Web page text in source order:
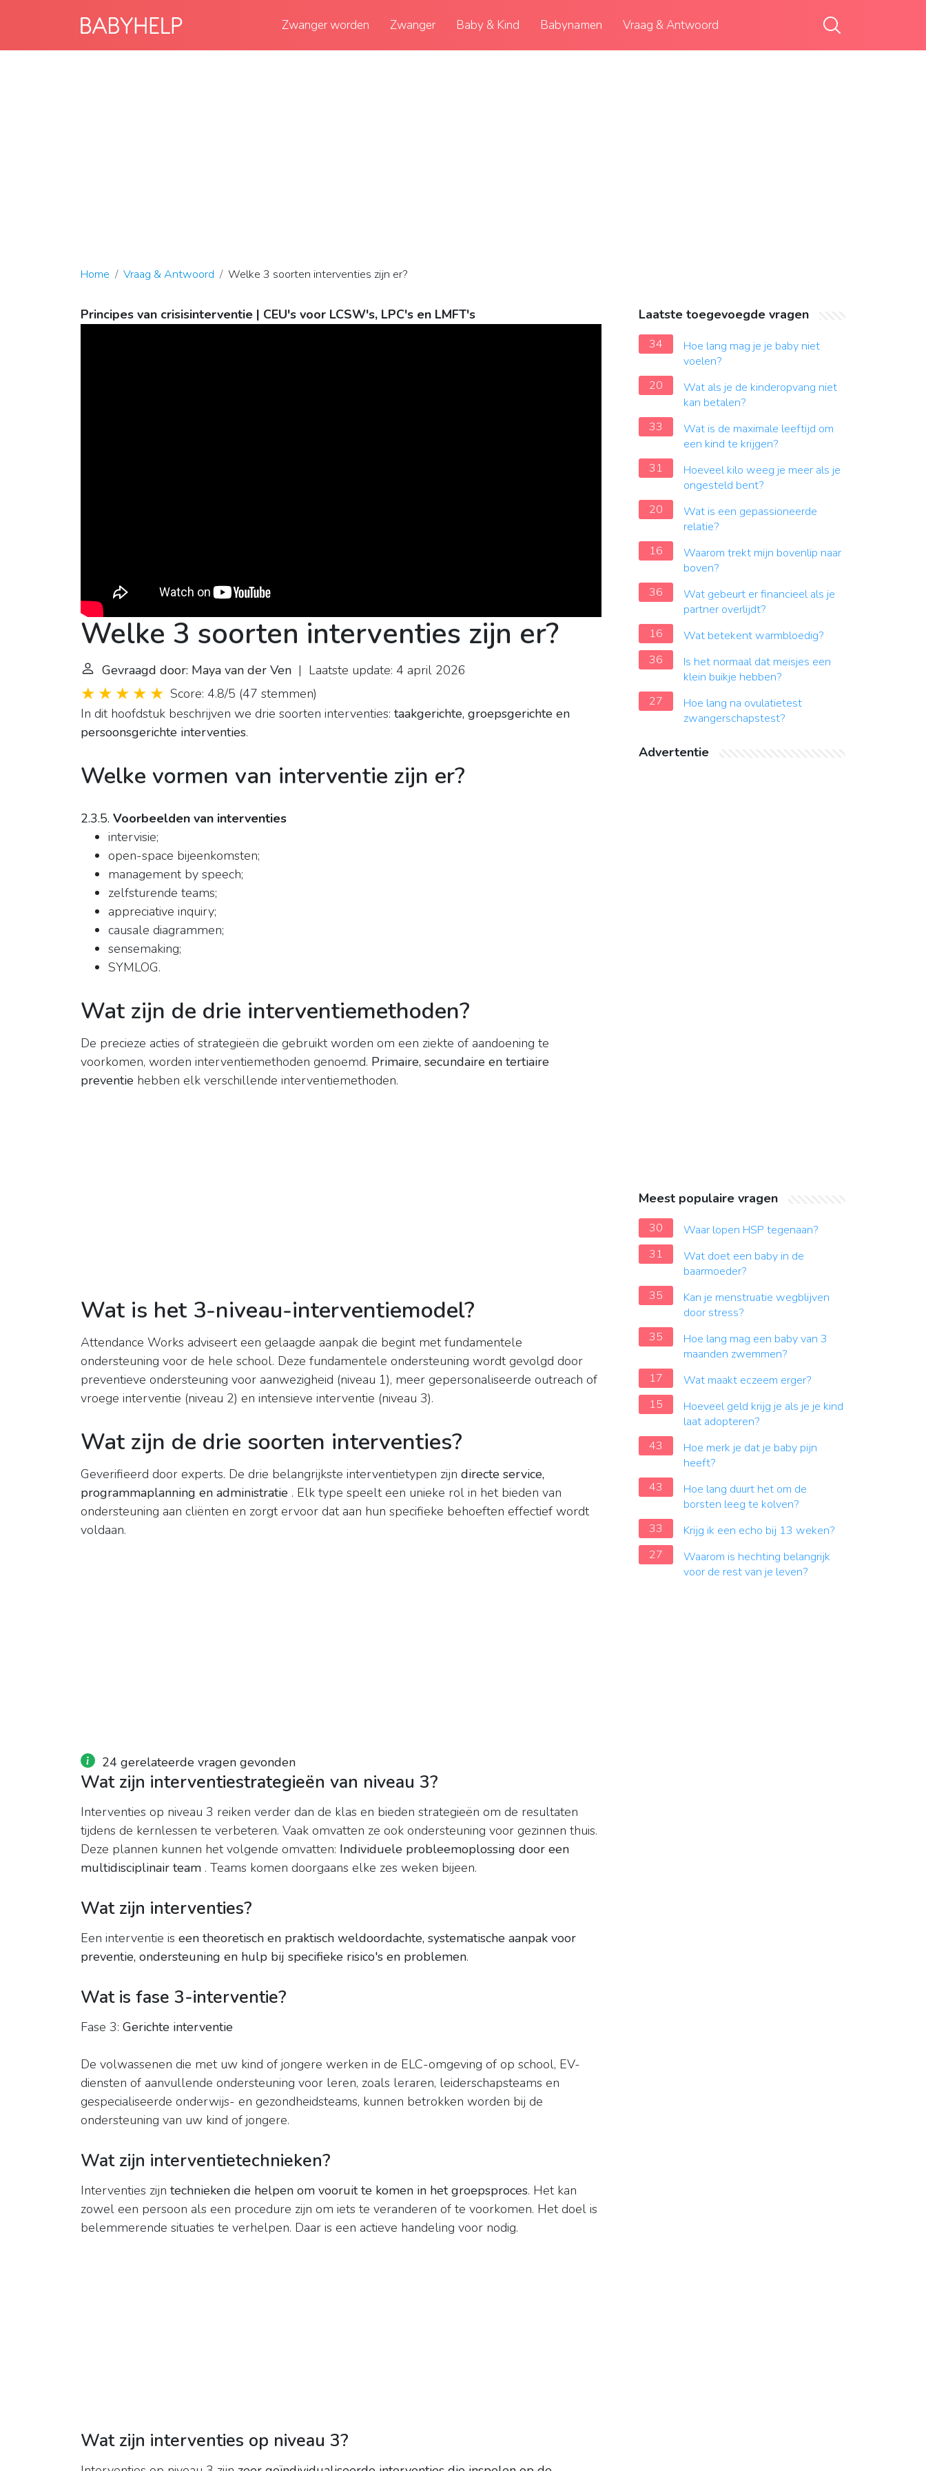
Zwanger worden Zwanger Baby & Kind Babynamen Vraag & Antwoord
Home Vraag & Antwoord Welke 3 soorten interventies zijn er?
Principes van crisisinterventie | CEU's voor LCSW's, LPC's en LMFT's
Welke 3 soorten interventies zijn er?
Gevraagd door: Maya van der Ven | Laatste update: 4 april 2026
Score: 4.8/5 (47 stemmen)
In dit hoofdstuk beschrijven we drie soorten interventies: taakgerichte, groepsgerichte en
persoonsgerichte interventies.
Welke vormen van interventie zijn er?
2.3.5. Voorbeelden van interventies
intervisie;
open-space bijeenkomsten;
management by speech;
zelfsturende teams;
appreciative inquiry;
causale diagrammen;
sensemaking;
SYMLOG.
Wat zijn de drie interventiemethoden?
De precieze acties of strategieën die gebruikt worden om een ​​ziekte of aandoening te
voorkomen, worden interventiemethoden genoemd. Primaire, secundaire en tertiaire
preventie hebben elk verschillende interventiemethoden.
Wat is het 3-niveau-interventiemodel?
Attendance Works adviseert een gelaagde aanpak die begint met fundamentele
ondersteuning voor de hele school. Deze fundamentele ondersteuning wordt gevolgd door
preventieve ondersteuning voor aanwezigheid (niveau 1), meer gepersonaliseerde outreach of
vroege interventie (niveau 2) en intensieve interventie (niveau 3).
Wat zijn de drie soorten interventies?
Geverifieerd door experts. De drie belangrijkste interventietypen zijn directe service,
programmaplanning en administratie . Elk type speelt een unieke rol in het bieden van
ondersteuning aan cliënten en zorgt ervoor dat aan hun specifieke behoeften effectief wordt
voldaan.
24 gerelateerde vragen gevonden
Wat zijn interventiestrategieën van niveau 3?
Interventies op niveau 3 reiken verder dan de klas en bieden strategieën om de resultaten
tijdens de kernlessen te verbeteren. Vaak omvatten ze ook ondersteuning voor gezinnen thuis.
Deze plannen kunnen het volgende omvatten: Individuele probleemoplossing door een
multidisciplinair team . Teams komen doorgaans elke zes weken bijeen.
Wat zijn interventies?
Een interventie is een theoretisch en praktisch weldoordachte, systematische aanpak voor
preventie, ondersteuning en hulp bij specifieke risico's en problemen.
Wat is fase 3-interventie?
Fase 3: Gerichte interventie
De volwassenen die met uw kind of jongere werken in de ELC-omgeving of op school, EV-
diensten of aanvullende ondersteuning voor leren, zoals leraren, leiderschapsteams en
gespecialiseerde onderwijs- en gezondheidsteams, kunnen betrokken worden bij de
ondersteuning van uw kind of jongere.
Wat zijn interventietechnieken?
Interventies zijn technieken die helpen om vooruit te komen in het groepsproces. Het kan
zowel een persoon als een procedure zijn om iets te veranderen of te voorkomen. Het doel is
belemmerende situaties te verhelpen. Daar is een actieve handeling voor nodig.
Wat zijn interventies op niveau 3?
Laatste toegevoegde vragen
34
Hoe lang mag je je baby niet
voelen?
20
Wat als je de kinderopvang niet
kan betalen?
33
Wat is de maximale leeftijd om
een kind te krijgen?
31
Hoeveel kilo weeg je meer als je
ongesteld bent?
20
Wat is een gepassioneerde
relatie?
16
Waarom trekt mijn bovenlip naar
boven?
36
Wat gebeurt er financieel als je
partner overlijdt?
16
Wat betekent warmbloedig?
36
Is het normaal dat meisjes een
klein buikje hebben?
27
Hoe lang na ovulatietest
zwangerschapstest?
Advertentie
Meest populaire vragen
30
Waar lopen HSP tegenaan?
31
Wat doet een baby in de
baarmoeder?
35
Kan je menstruatie wegblijven
door stress?
35
Hoe lang mag een baby van 3
maanden zwemmen?
17
Wat maakt eczeem erger?
15
Hoeveel geld krijg je als je je kind
laat adopteren?
43
Hoe merk je dat je baby pijn
heeft?
43
Hoe lang duurt het om de
borsten leeg te kolven?
33
Krijg ik een echo bij 13 weken?
27
Waarom is hechting belangrijk
voor de rest van je leven?